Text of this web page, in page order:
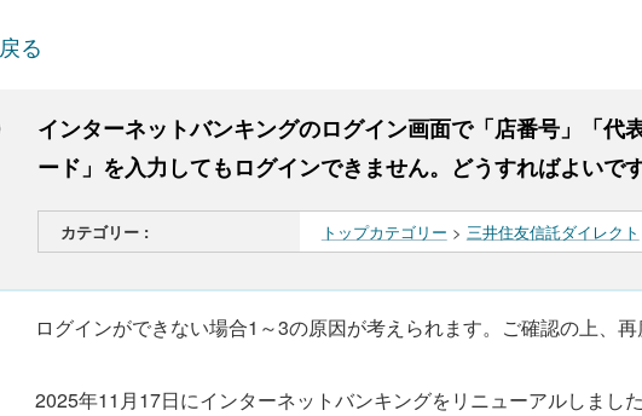
戻る
インターネットバンキングのログイン画面で「店番号」「代
ード」を入力してもログインできません。どうすればよいで
カテゴリー : トップカテゴリー > 三井住友信託ダイレクト
ログインができない場合1～3の原因が考えられます。ご確認の上、再
2025年11月17日にインターネットバンキングをリニューアルしました